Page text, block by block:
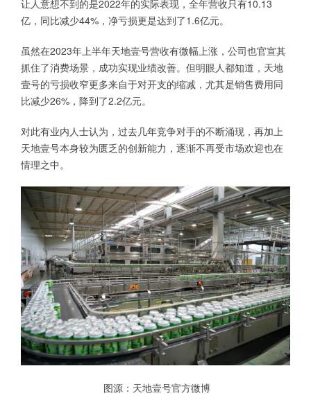
让人意想不到的是2022年的实际表现，全年营收只有10.13
亿，同比减少44%，净亏损更是达到了1.6亿元。
虽然在2023年上半年天地壹号营收有微幅上涨，公司也官宣其
抓住了消费场景，成功实现业绩改善。但明眼人都知道，天地
壹号的亏损收窄更多来自于对开支的缩减，尤其是销售费用同
比减少26%，降到了2.2亿元。
对此有业内人士认为，过去几年竞争对手的不断涌现，再加上
天地壹号本身较为匮乏的创新能力，逐渐不再受市场欢迎也在
情理之中。
图源：天地壹号官方微博